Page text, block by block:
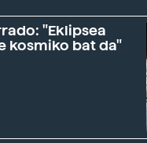
"Eklipsea
kosmiko bat da"